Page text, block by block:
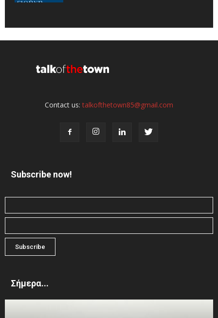
Contact us:talkofthetown85@gmail.com
Subscribe now!
Σήμερα...